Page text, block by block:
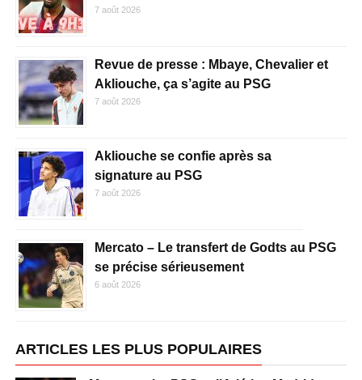
7 août 2026
Revue de presse : Mbaye, Chevalier et
Akliouche, ça s’agite au PSG
7 août 2026
Akliouche se confie après sa
signature au PSG
7 août 2026
Mercato – Le transfert de Godts au PSG
se précise sérieusement
6 août 2026
ARTICLES LES PLUS POPULAIRES